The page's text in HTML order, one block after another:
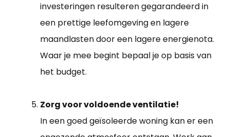
investeringen resulteren gegarandeerd in
een prettige leefomgeving en lagere
maandlasten door een lagere energienota.
Waar je mee begint bepaal je op basis van
het budget.
Zorg voor voldoende ventilatie!
In een goed geïsoleerde woning kan er een